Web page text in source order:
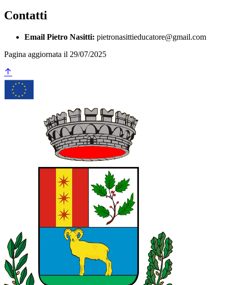
Contatti
Email Pietro Nasitti: pietronasittieducatore@gmail.com
Pagina aggiornata il 29/07/2025